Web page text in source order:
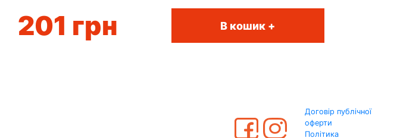
201 грн В кошик +
Договір публічної
оферти
Політика